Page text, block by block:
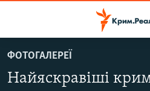
до
основного
ВОДА.КРИМ
ФОТОГАЛЕРЕЇ
Найяскравіші